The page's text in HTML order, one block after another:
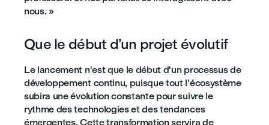
nous. »
Que le début d’un projet évolutif
Le lancement n'est que le début d'un processus de
développement continu, puisque tout l'écosystème
subira une évolution constante pour suivre le
rythme des technologies et des tendances
émergentes. Cette transformation servira de